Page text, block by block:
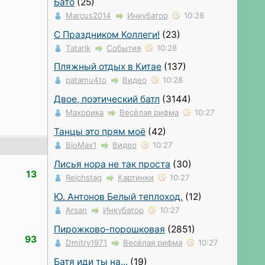
13
93
Marcus2014 Инкубатор 10:28
С Праздником Коллеги! (23)
Tatarik События 10:28
Пляжный отдых в Китае (137)
patamu4to Видео 10:28
Двое, поэтический батл (3144)
Махорика Весёлая рифма 10:27
Танцы это прям моё (42)
BioMax1 Видео 10:27
Лисья нора не так проста (30)
Reichstag Картинки 10:27
Ю. Антонов Белый теплоход. (12)
Arsan Инкубатор 10:27
Пирожково-порошковая (2851)
Dmitry1971 Весёлая рифма 10:27
Батя иди ты на... (19)